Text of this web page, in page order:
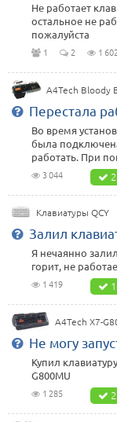
Не работает
остальное не
пожалуйста
1 2 1 602
A4Tech Bloody
Перестала
Во время
была
работать. При
3 044
Клавиатуры QCY
Залил
Я нечаянно
горит, не
1 419
A4Tech X7-
Не могу
Купил
G800MU
1 285